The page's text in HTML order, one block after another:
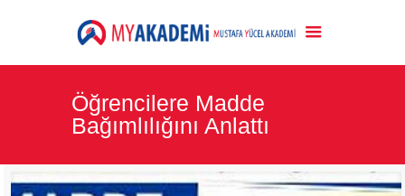
Öğrencilere Madde
Bağımlılığını Anlattı